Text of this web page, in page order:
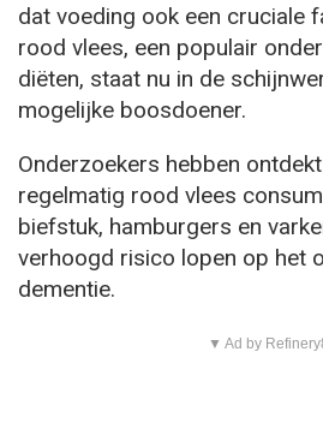
dat voeding ook een cruciale
rood vlees, een populair
diëten, staat nu in de
mogelijke boosdoener.
Onderzoekers hebben
regelmatig rood vlees
biefstuk, hamburgers en
verhoogd risico lopen op het
dementie.
▼ Ad by